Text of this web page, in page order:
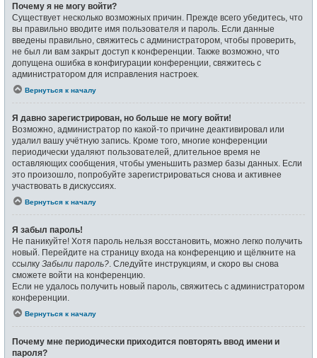
Почему я не могу войти?
Существует несколько возможных причин. Прежде всего убедитесь, что
вы правильно вводите имя пользователя и пароль. Если данные
введены правильно, свяжитесь с администратором, чтобы проверить,
не был ли вам закрыт доступ к конференции. Также возможно, что
допущена ошибка в конфигурации конференции, свяжитесь с
администратором для исправления настроек.
Вернуться к началу
Я давно зарегистрирован, но больше не могу войти!
Возможно, администратор по какой-то причине деактивировал или
удалил вашу учётную запись. Кроме того, многие конференции
периодически удаляют пользователей, длительное время не
оставляющих сообщения, чтобы уменьшить размер базы данных. Если
это произошло, попробуйте зарегистрироваться снова и активнее
участвовать в дискуссиях.
Вернуться к началу
Я забыл пароль!
Не паникуйте! Хотя пароль нельзя восстановить, можно легко получить
новый. Перейдите на страницу входа на конференцию и щёлкните на
ссылку Забыли пароль? . Следуйте инструкциям, и скоро вы снова
сможете войти на конференцию.
Если не удалось получить новый пароль, свяжитесь с администратором
конференции.
Вернуться к началу
Почему мне периодически приходится повторять ввод имени и
пароля?